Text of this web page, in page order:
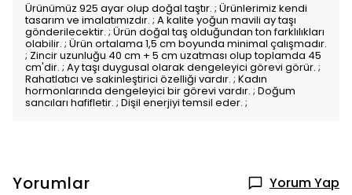
Ürünümüz 925 ayar olup doğal taştır. ; Ürünlerimiz kendi
tasarım ve imalatımızdır. ; A kalite yoğun mavili ay taşı
gönderilecektir. ; Ürün doğal taş olduğundan ton farklılıkları
olabilir. ; Ürün ortalama 1,5 cm boyunda minimal çalışmadır.
; Zincir uzunluğu 40 cm + 5 cm uzatması olup toplamda 45
cm'dir. ; Ay taşı duygusal olarak dengeleyici görevi görür. ;
Rahatlatıcı ve sakinleştirici özelliği vardır. ; Kadın
hormonlarında dengeleyici bir görevi vardır. ; Doğum
sancıları hafifletir. ; Dişil enerjiyi temsil eder. ;
Yorumlar Yorum Yap